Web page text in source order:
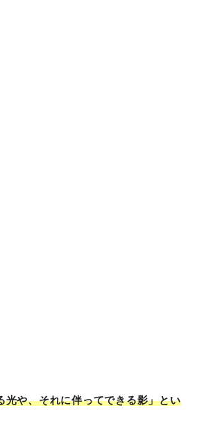
光や、それに伴ってできる影」とい